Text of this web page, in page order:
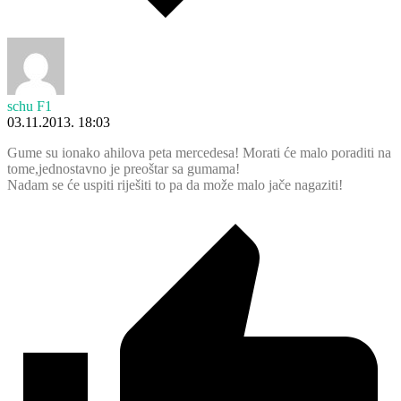
schu F1
03.11.2013. 18:03
Gume su ionako ahilova peta mercedesa! Morati će malo poraditi na
tome,jednostavno je preoštar sa gumama!
Nadam se će uspiti riješiti to pa da može malo jače nagaziti!